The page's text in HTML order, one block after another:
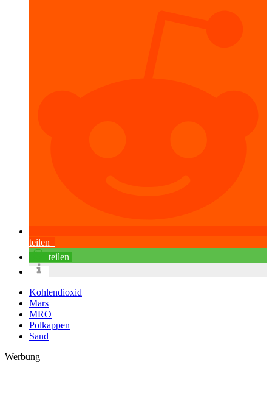
teilen
teilen
Kohlendioxid
Mars
MRO
Polkappen
Sand
Werbung